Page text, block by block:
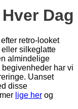
Dag
retro-looket
eller silkeglatte
almindelige
har vi
Uanset
disse
lige her og